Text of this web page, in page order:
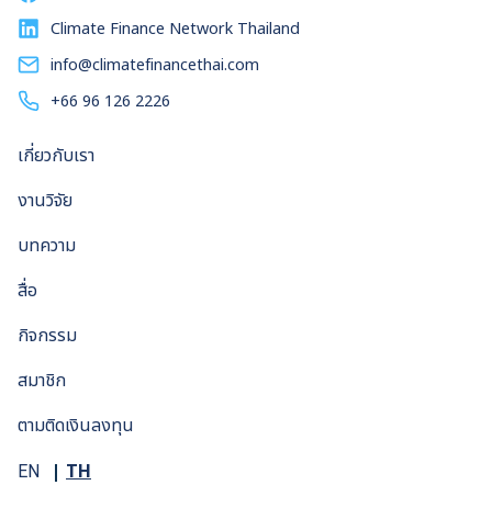
Climate Finance Network Thailand
info@climatefinancethai.com
+66 96 126 2226
เกี่ยวกับเรา
งานวิจัย
บทความ
สื่อ
กิจกรรม
สมาชิก
ตามติดเงินลงทุน
EN TH